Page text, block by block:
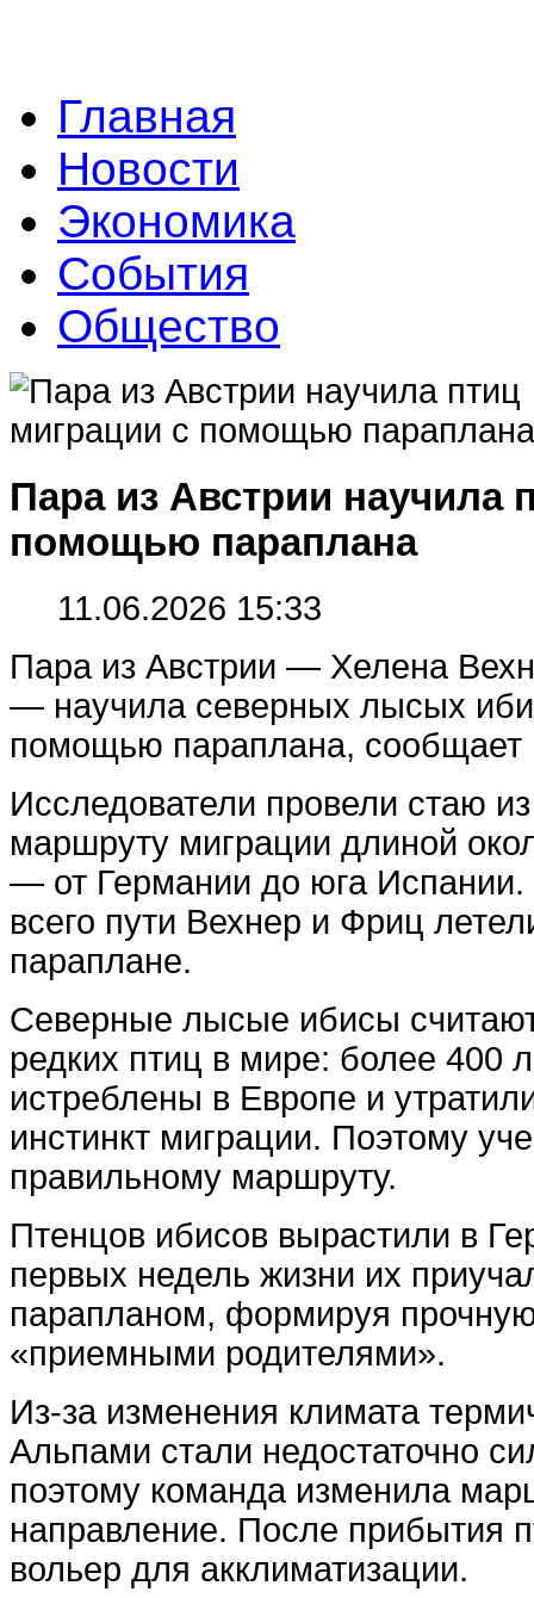
Главная
Новости
Экономика
События
Общество
Пара из Австрии научила
помощью параплана
11.06.2026 15:33
Пара из Австрии — Хелена
— научила северных лысых
помощью параплана, сообщает
Исследователи провели стаю
маршруту миграции длиной
— от Германии до юга
всего пути Вехнер и Фриц
параплане.
Северные лысые ибисы
редких птиц в мире: более 400
истреблены в Европе и
инстинкт миграции. Поэтому
правильному маршруту.
Птенцов ибисов вырастили в
первых недель жизни их
парапланом, формируя
«приемными родителями».
Из-за изменения климата
Альпами стали недостаточно
поэтому команда изменила
направление. После прибытия
вольер для акклиматизации.